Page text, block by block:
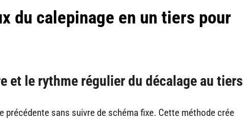
du calepinage en un tiers pour
et le rythme régulier du décalage au tiers
précédente sans suivre de schéma fixe. Cette méthode crée